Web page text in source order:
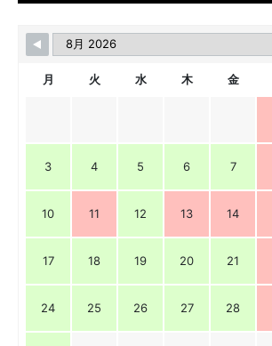
月 火 水 木 金
3 4 5 6 7
10 11 12 13 14
17 18 19 20 21
24 25 26 27 28